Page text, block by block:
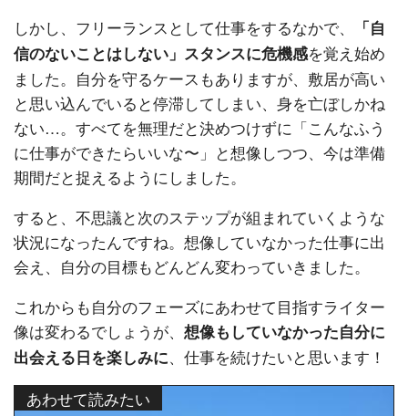
しかし、フリーランスとして仕事をするなかで、
「自
信のないことはしない」スタンスに危機感を覚え始め
ました。自分を守るケースもありますが、敷居が高い
と思い込んでいると停滞してしまい、身を亡ぼしかね
ない…。すべてを無理だと決めつけずに「こんなふう
に仕事ができたらいいな〜」と想像しつつ、今は準備
期間だと捉えるようにしました。
すると、不思議と次のステップが組まれていくような
状況になったんですね。想像していなかった仕事に出
会え、自分の目標もどんどん変わっていきました。
これからも自分のフェーズにあわせて目指すライター
像は変わるでしょうが、 想像もしていなかった自分に
出会える日を楽しみに、仕事を続けたいと思います！
あわせて読みたい